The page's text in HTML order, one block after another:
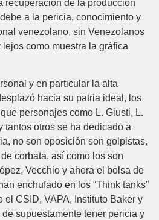
recuperación de la producción
a la pericia, conocimiento y
venezolano, sin Venezolanos
como muestra la gráfica
y en particular la alta
hacia su patria ideal, los
personajes como L. Giusti, L.
tantos otros se ha dedicado a
no son oposición son golpistas,
corbata, así como los son
Vecchio y ahora el bolsa de
enchufado en los “Think tanks”
el CSID, VAPA, Instituto Baker y
supuestamente tener pericia y